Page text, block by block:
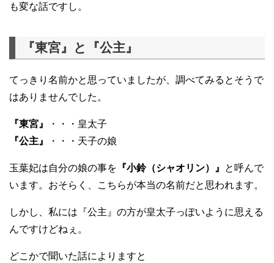
も変な話ですし。
『東宮』と『公主』
てっきり名前かと思っていましたが、調べてみるとそうで
はありませんでした。
『東宮』
・・・皇太子
『公主』
・・・天子の娘
玉葉妃は自分の娘の事を 『小鈴（シャオリン）』
と呼んで
います。おそらく、こちらが本当の名前だと思われます。
しかし、私には『公主』の方が皇太子っぽいように思える
んですけどねぇ。
どこかで聞いた話によりますと